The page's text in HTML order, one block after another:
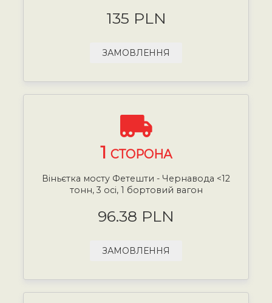
135 PLN
ЗАМОВЛЕННЯ
1 СТОРОНА
Віньєтка мосту Фетешти - Чернавода <12
тонн, 3 осі, 1 бортовий вагон
96.38 PLN
ЗАМОВЛЕННЯ